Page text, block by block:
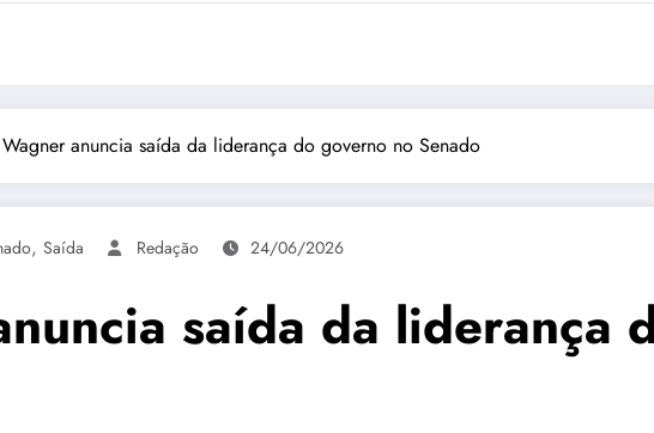
Wagner anuncia saída da liderança do governo no Senado
, Saída Redação 24/06/2026
saída da liderança